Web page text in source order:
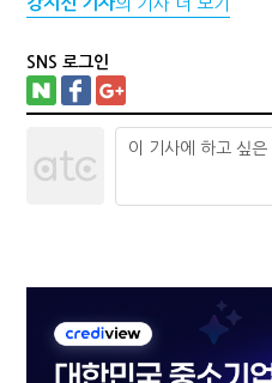
SNS 로그인